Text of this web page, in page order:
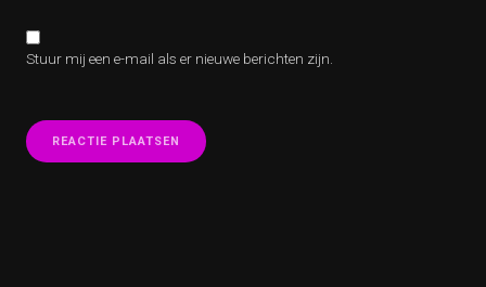
Stuur mij een e-mail als er nieuwe berichten zijn.